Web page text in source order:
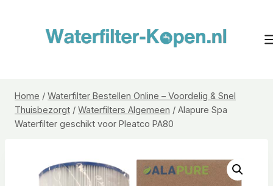
Home / Waterfilter Bestellen Online – Voordelig & Snel
Thuisbezorgt / Waterfilters Algemeen / Alapure Spa
Waterfilter geschikt voor Pleatco PA80